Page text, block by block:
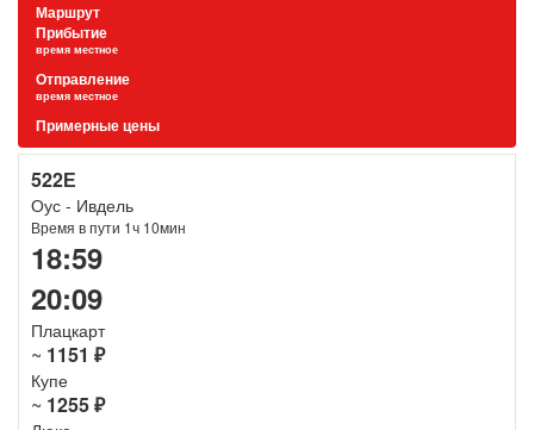
Маршрут
Прибытие
время местное
Отправление
время местное
Примерные цены
522Е
Оус - Ивдель
Время в пути 1ч 10мин
18:59
20:09
Плацкарт
~ 1151 ₽
Купе
~ 1255 ₽